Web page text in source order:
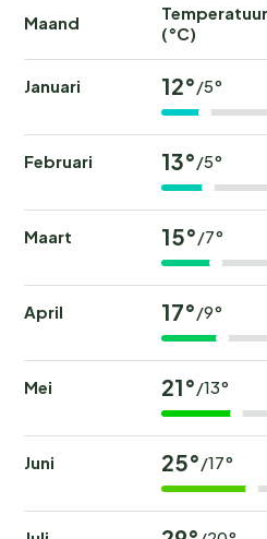
Maand
Temperatuur
(°C)
Januari 12°/5°
Februari 13°/5°
Maart 15°/7°
April 17°/9°
Mei 21°/13°
Juni 25°/17°